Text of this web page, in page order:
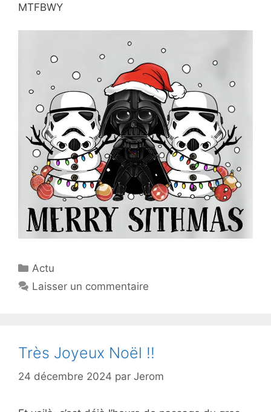
MTFBWY
Catégories
Actu
Laisser un commentaire
Très Joyeux Noël !!
24 décembre 2024 par Jerom